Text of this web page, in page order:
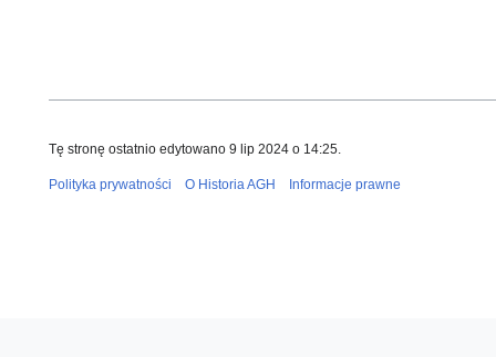
Tę stronę ostatnio edytowano 9 lip 2024 o 14:25.
Polityka prywatności O Historia AGH Informacje prawne